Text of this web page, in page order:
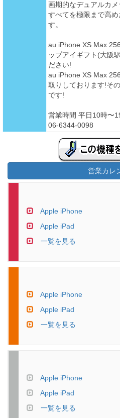
画期的なデュアルカ
すべてを極限まで高
す。
au iPhone XS Max
ップアイギフト(大阪
ださい!
au iPhone XS Max
取りしております!そ
です!
営業時間 平日10時〜
06-6344-0098
営業カレ
Apple iPhone
Apple iPad
一覧を見る
Apple iPhone
Apple iPad
一覧を見る
Apple iPhone
Apple iPad
一覧を見る